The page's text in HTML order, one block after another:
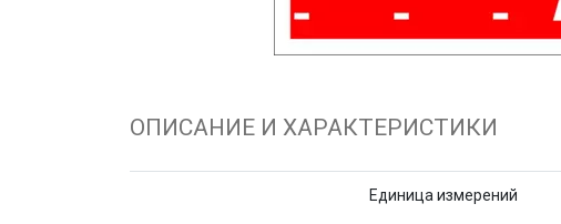
ОПИСАНИЕ И ХАРАКТЕРИСТИКИ
Единица измерений